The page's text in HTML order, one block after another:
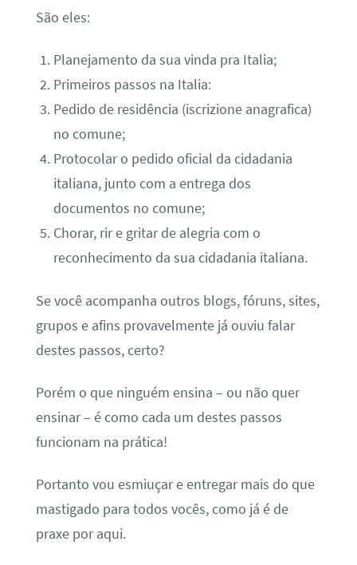
São eles:
Planejamento da sua vinda pra Italia;
Primeiros passos na Italia:
Pedido de residência (iscrizione anagrafica)
no comune;
Protocolar o pedido oficial da cidadania
italiana, junto com a entrega dos
documentos no comune;
Chorar, rir e gritar de alegria com o
reconhecimento da sua cidadania italiana.
Se você acompanha outros blogs, fóruns, sites,
grupos e afins provavelmente já ouviu falar
destes passos, certo?
Porém o que ninguém ensina – ou não quer
ensinar – é como cada um destes passos
funcionam na prática!
Portanto vou esmiuçar e entregar mais do que
mastigado para todos vocês, como já é de
praxe por aqui.